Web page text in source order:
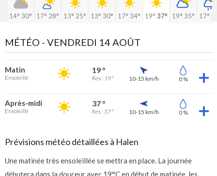
14° 30° 17° 28° 13° 25° 13° 30° 17° 34° 19° 37° 19° 35° 17°
MÉTÉO - VENDREDI 14 AOÛT
Matin
Ensoleillé
19 °
Res : 19 ° 10-15 km/h 0 %
Après-midi
Ensoleillé
37 °
Res : 37 ° 10-15 km/h 0 %
Prévisions météo détaillées à Halen
Une matinée très ensoleillée se mettra en place. La journée
débutera dans la douceur avec 19°C en début de matinée, les